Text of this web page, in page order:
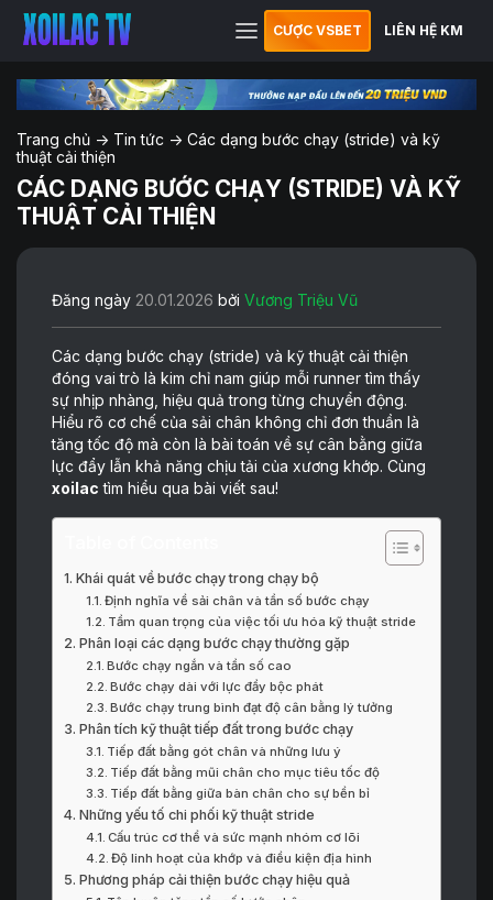
CƯỢC VSBET LIÊN HỆ KM
Trang chủ -> Tin tức -> Các dạng bước chạy (stride) và kỹ
thuật cải thiện
CÁC DẠNG BƯỚC CHẠY (STRIDE) VÀ KỸ
THUẬT CẢI THIỆN
Đăng ngày 20.01.2026 bởi Vương Triệu Vũ
Các dạng bước chạy (stride) và kỹ thuật cải thiện
đóng vai trò là kim chỉ nam giúp mỗi runner tìm thấy
sự nhịp nhàng, hiệu quả trong từng chuyển động.
Hiểu rõ cơ chế của sải chân không chỉ đơn thuần là
tăng tốc độ mà còn là bài toán về sự cân bằng giữa
lực đẩy lẫn khả năng chịu tải của xương khớp. Cùng
xoilac tìm hiểu qua bài viết sau!
Khái quát về bước chạy trong chạy bộ
Định nghĩa về sải chân và tần số bước chạy
Tầm quan trọng của việc tối ưu hóa kỹ thuật stride
Phân loại các dạng bước chạy thường gặp
Bước chạy ngắn và tần số cao
Bước chạy dài với lực đẩy bộc phát
Bước chạy trung bình đạt độ cân bằng lý tưởng
Phân tích kỹ thuật tiếp đất trong bước chạy
Tiếp đất bằng gót chân và những lưu ý
Tiếp đất bằng mũi chân cho mục tiêu tốc độ
Tiếp đất bằng giữa bàn chân cho sự bền bỉ
Những yếu tố chi phối kỹ thuật stride
Cấu trúc cơ thể và sức mạnh nhóm cơ lõi
Độ linh hoạt của khớp và điều kiện địa hình
Phương pháp cải thiện bước chạy hiệu quả